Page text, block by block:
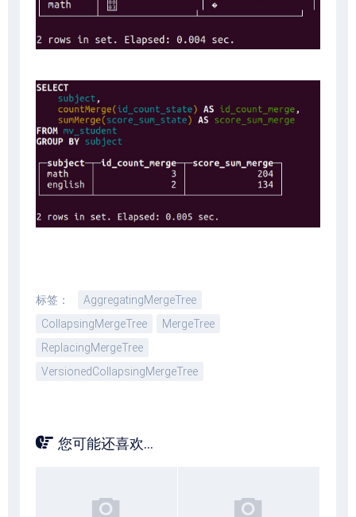
标签：
AggregatingMergeTree
CollapsingMergeTree
MergeTree
ReplacingMergeTree
VersionedCollapsingMergeTree
您可能还喜欢...